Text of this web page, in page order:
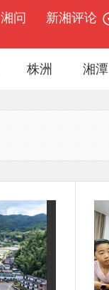
湘问 新湘评论
株洲 湘潭